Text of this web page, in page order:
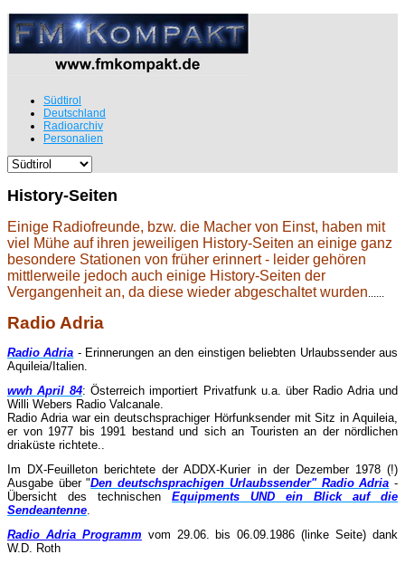
Südtirol
Deutschland
Radioarchiv
Personalien
History-Seiten
Einige Radiofreunde, bzw. die Macher von Einst, haben mit
viel Mühe auf ihren jeweiligen History-Seiten an einige ganz
besondere Stationen von früher erinnert - leider gehören
mittlerweile jedoch auch einige History-Seiten der
Vergangenheit an, da diese wieder abgeschaltet wurden
Radio Adria
Radio Adria - Erinnerungen an den einstigen beliebten Urlaubssender aus
Aquileia/Italien.
wwh April 84: Österreich importiert Privatfunk u.a. über Radio Adria und
Willi Webers Radio Valcanale.
Radio Adria war ein deutschsprachiger Hörfunksender mit Sitz in Aquileia,
er von 1977 bis 1991 bestand und sich an Touristen an der nördlichen
driaküste richtete..
Im DX-Feuilleton berichtete der ADDX-Kurier in der Dezember 1978 (!)
Ausgabe über "Den deutschsprachigen Urlaubssender" Radio Adria -
Übersicht des technischen Equipments UND ein Blick auf die
Sendeantenne
Radio Adria Programm vom 29.06. bis 06.09.1986 (linke Seite) dank
W.D. Roth